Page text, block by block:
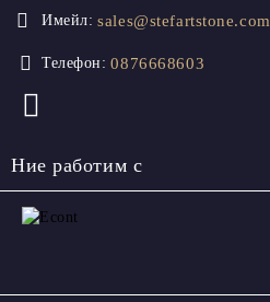
Имейл: sales@stefartstone.com
Телефон: 0876668603
Ние работим с